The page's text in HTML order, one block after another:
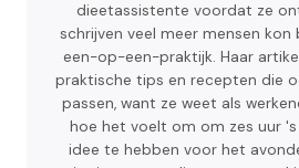
dieetassistente voordat ze
schrijven veel meer mensen kon
een-op-een-praktijk. Haar
praktische tips en recepten die
passen, want ze weet als
hoe het voelt om om zes uur
idee te hebben voor het